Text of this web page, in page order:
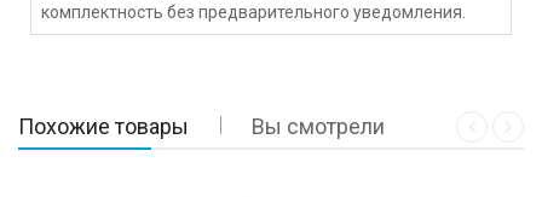
комплектность без предварительного уведомления.
Похожие товары Вы смотрели